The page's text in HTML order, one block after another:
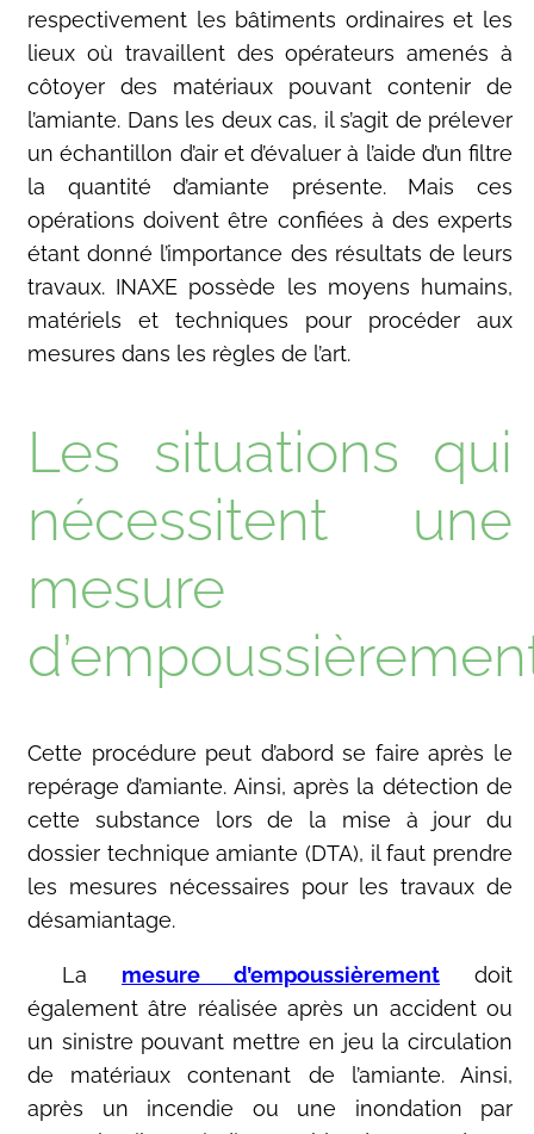
respectivement les bâtiments ordinaires et les
lieux où travaillent des opérateurs amenés à
côtoyer des matériaux pouvant contenir de
l’amiante. Dans les deux cas, il s’agit de prélever
un échantillon d’air et d’évaluer à l’aide d’un filtre
la quantité d’amiante présente. Mais ces
opérations doivent être confiées à des experts
étant donné l’importance des résultats de leurs
travaux. INAXE possède les moyens humains,
matériels et techniques pour procéder aux
mesures dans les règles de l’art.
Les situations qui
nécessitent une
mesure
Cette procédure peut d’abord se faire après le
repérage d’amiante. Ainsi, après la détection de
cette substance lors de la mise à jour du
dossier technique amiante (DTA), il faut prendre
les mesures nécessaires pour les travaux de
désamiantage.
La mesure d’empoussièrement doit
également âtre réalisée après un accident ou
un sinistre pouvant mettre en jeu la circulation
de matériaux contenant de l’amiante. Ainsi,
après un incendie ou une inondation par